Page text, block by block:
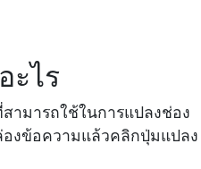
ะไร
ามารถใช้ในการแปลงช่อง
องข้อความแล้วคลิกปุ่มแปลง